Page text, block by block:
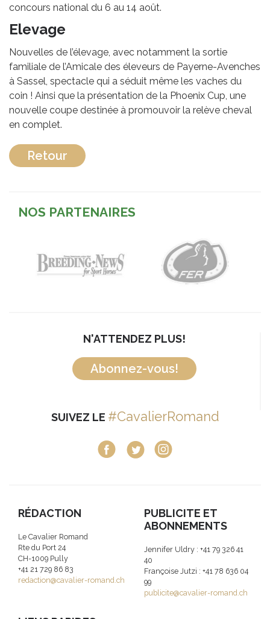
concours national du 6 au 14 août.
Elevage
Nouvelles de l’élevage, avec notamment la sortie
familiale de l’Amicale des éleveurs de Payerne-Avenches
à Sassel, spectacle qui a séduit même les vaches du
coin ! Ainsi que la présentation de la Phoenix Cup, une
nouvelle coupe destinée à promouvoir la relève cheval
en complet.
Retour
NOS PARTENAIRES
N'ATTENDEZ PLUS!
Abonnez-vous!
SUIVEZ LE #CavalierRomand
RÉDACTION
Le Cavalier Romand
Rte du Port 24
CH-1009 Pully
+41 21 729 86 83
redaction@cavalier-romand.ch
PUBLICITE ET
ABONNEMENTS
Jennifer Uldry : +41 79 326 41
40
Françoise Jutzi : +41 78 636 04
99
publicite@cavalier-romand.ch